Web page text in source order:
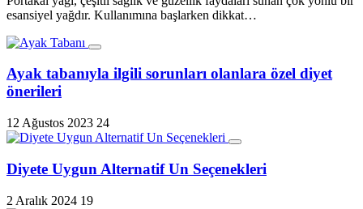
esansiyel yağdır. Kullanımına başlarken dikkat…
Ayak tabanıyla ilgili sorunları olanlara özel diyet
önerileri
12 Ağustos 2023 24
Diyete Uygun Alternatif Un Seçenekleri
2 Aralık 2024 19